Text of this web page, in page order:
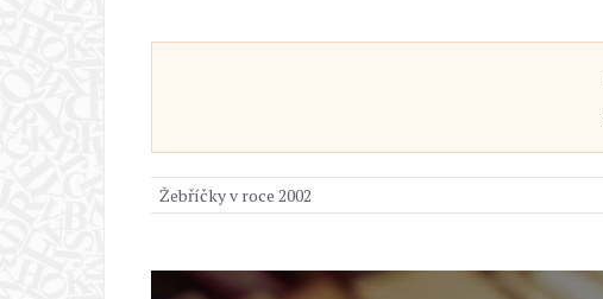
Žebříčky v roce 2002